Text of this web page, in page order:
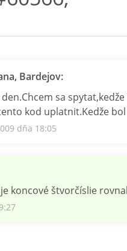
Bardejov:
sa
kod uplatnit.Kedže
dňa 18:05
koncové štvorčíslie